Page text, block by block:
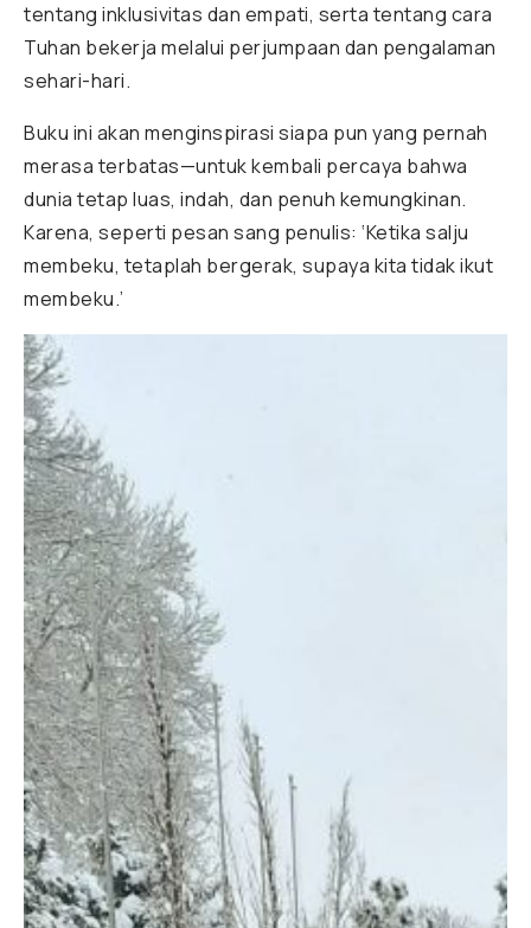
tentang inklusivitas dan empati, serta tentang cara
Tuhan bekerja melalui perjumpaan dan pengalaman
sehari-hari.
Buku ini akan menginspirasi siapa pun yang pernah
merasa terbatas—untuk kembali percaya bahwa
dunia tetap luas, indah, dan penuh kemungkinan.
Karena, seperti pesan sang penulis: ‘Ketika salju
membeku, tetaplah bergerak, supaya kita tidak ikut
membeku.’